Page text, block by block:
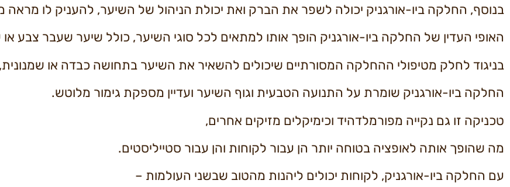
בנוסף, החלקה ביו-אורגניק יכולה לשפר את הברק ואת יכולת הניהול של השיער, להעניק לו מראה
האופי העדין של החלקה ביו-אורגניק הופך אותו למתאים לכל סוגי השיער, כולל שיער שעבר צבע או
בניגוד לחלק מטיפולי ההחלקה המסורתיים שיכולים להשאיר את השיער בתחושה כבדה או שמנונית,
החלקה ביו-אורגניק שומרת על התנועה הטבעית וגוף השיער ועדיין מספקת גימור מלוטש.
טכניקה זו גם נקייה מפורמלדהיד וכימיקלים מזיקים אחרים,
מה שהופך אותה לאופציה בטוחה יותר הן עבור לקוחות והן עבור סטייליסטים.
עם החלקה ביו-אורגניק, לקוחות יכולים ליהנות מהטוב שבשני העולמות –